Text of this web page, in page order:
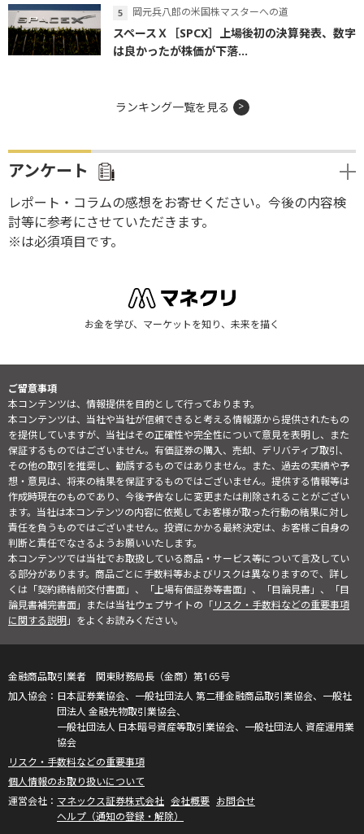
岡元兵八郎の米国株マスターへの道
スペースＸ［SPCX］上場後初の決算発表、数字
は良かったが株価が下落...
ランキング一覧を見る
アンケート
レポート・コラムの感想をお寄せください。今後の内容検
討等に参考にさせていただきます。
※は必須項目です。
お金を学び、マーケットを知り、未来を描く
ご留意事項
本コンテンツは、情報提供を目的として行っております。
本コンテンツは、当社や当社が信頼できると考える情報源から提供されたもの
を提供していますが、当社はその正確性や完全性について意見を表明し、また
保証するものではございません。有価証券の購入、売却、デリバティブ取引、
その他の取引を推奨し、勧誘するものではありません。また、過去の実績や予
想・意見は、将来の結果を保証するものではございません。提供する情報等は
作成時現在のものであり、今後予告なしに変更または削除されることがござい
ます。当社は本コンテンツの内容に依拠してお客様が取った行動の結果に対し
責任を負うものではございません。投資にかかる最終決定は、お客様ご自身の
判断と責任でなさるようお願いいたします。
本コンテンツでは当社でお取扱している商品・サービス等について言及してい
る部分があります。商品ごとに手数料等およびリスクは異なりますので、詳し
くは「契約締結前交付書面」、「上場有価証券等書面」、「目論見書」、「目
論見書補完書面」または当社ウェブサイトの「リスク・手数料などの重要事項
に関する説明」をよくお読みください。
金融商品取引業者 関東財務局長（金商）第165号
日本証券業協会、一般社団法人 第二種金融商品取引業協会、一般社
団法人 金融先物取引業協会、
一般社団法人 日本暗号資産等取引業協会、一般社団法人 資産運用業
協会
リスク・手数料などの重要事項
個人情報のお取り扱いについて
マネックス証券株式会社 会社概要 お問合せ
ヘルプ（通知の登録・解除）